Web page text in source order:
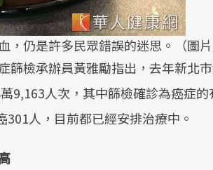
，仍是許多民眾錯誤的迷思。（圖片
篩檢承辦員黃雅勵指出，去年新北
9,163人次，其中篩檢確診為癌症
人，目前都已經安排治療中。